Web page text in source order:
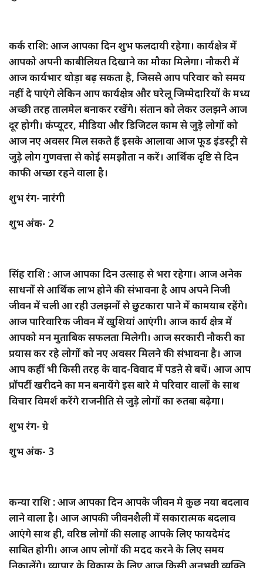
कर्क राशि: आज आपका दिन शुभ फलदायी रहेगा। कार्यक्षेत्र में
आपको अपनी काबीलियत दिखाने का मौका मिलेगा। नौकरी में
आज कार्यभार थोड़ा बढ़ सकता है, जिससे आप परिवार को समय
नहीं दे पाएंगे लेकिन आप कार्यक्षेत्र और घरेलू जिम्मेदारियों के मध्य
अच्छी तरह तालमेल बनाकर रखेंगे। संतान को लेकर उलझने आज
दूर होगी। कंप्यूटर, मीडिया और डिजिटल काम से जुड़े लोगों को
आज नए अवसर मिल सकते हैं इसके आलावा आज फूड इंडस्ट्री से
जुड़े लोग गुणवत्ता से कोई समझौता न करें। आर्थिक दृष्टि से दिन
काफी अच्छा रहने वाला है।
शुभ रंग- नारंगी
शुभ अंक- 2
सिंह राशि : आज आपका दिन उत्साह से भरा रहेगा। आज अनेक
साधनों से आर्थिक लाभ होने की संभावना है आप अपने निजी
जीवन में चली आ रही उलझनों से छुटकारा पाने में कामयाब रहेंगे।
आज पारिवारिक जीवन में खुशियां आएंगी। आज कार्य क्षेत्र में
आपको मन मुताबिक सफलता मिलेगी। आज सरकारी नौकरी का
प्रयास कर रहे लोगों को नए अवसर मिलने की संभावना है। आज
आप कहीं भी किसी तरह के वाद-विवाद में पडऩे से बचें। आज आप
प्रॉपर्टी खरीदने का मन बनायेंगे इस बारे मे परिवार वालों के साथ
विचार विमर्श करेंगे राजनीति से जुड़े लोगों का रुतबा बढ़ेगा।
शुभ रंग- ग्रे
शुभ अंक- 3
कन्या राशि : आज आपका दिन आपके जीवन मे कुछ नया बदलाव
लाने वाला है। आज आपकी जीवनशैली में सकारात्मक बदलाव
आएंगे साथ ही, वरिष्ठ लोगों की सलाह आपके लिए फायदेमंद
साबित होगी। आज आप लोगों की मदद करने के लिए समय
निकालेंगे। व्यापार के विकास के लिए आज किसी अनुभवी व्यक्ति